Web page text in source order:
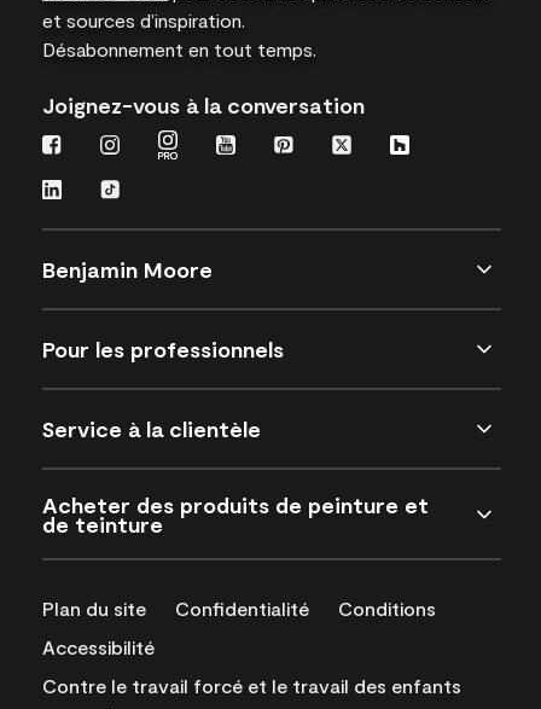
et sources d’inspiration.
Désabonnement en tout temps.
Joignez-vous à la conversation
Benjamin Moore
Pour les professionnels
Service à la clientèle
Acheter des produits de peinture et
de teinture
Plan du site Confidentialité
Conditions
Accessibilité
Contre le travail forcé et le travail des enfants